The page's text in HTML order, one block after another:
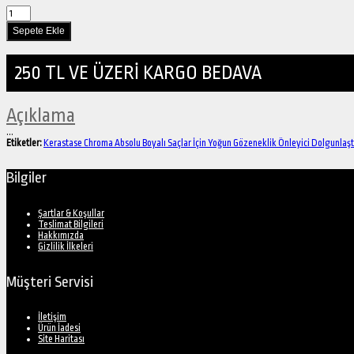
250 TL VE ÜZERİ KARGO BEDAVA
Açıklama
...
Etiketler:Kerastase Chroma Absolu Boyalı Saçlar İçin Yoğun Gözeneklik Önleyici
Bilgiler
Şartlar & Koşullar
Teslimat Bilgileri
Hakkımızda
Gizlilik İlkeleri
Müşteri Servisi
İletişim
Ürün İadesi
Site Haritası